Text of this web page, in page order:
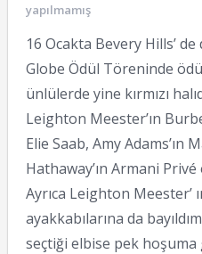
yapılmamış
16 Ocakta Bevery Hills’
Globe Ödül Töreninde
ünlülerde yine kırmızı
Leighton Meester’ın
Elie Saab, Amy Adams’ın
Hathaway’ın Armani
Ayrıca Leighton Meester’
ayakkabılarına da
seçtiği elbise pek